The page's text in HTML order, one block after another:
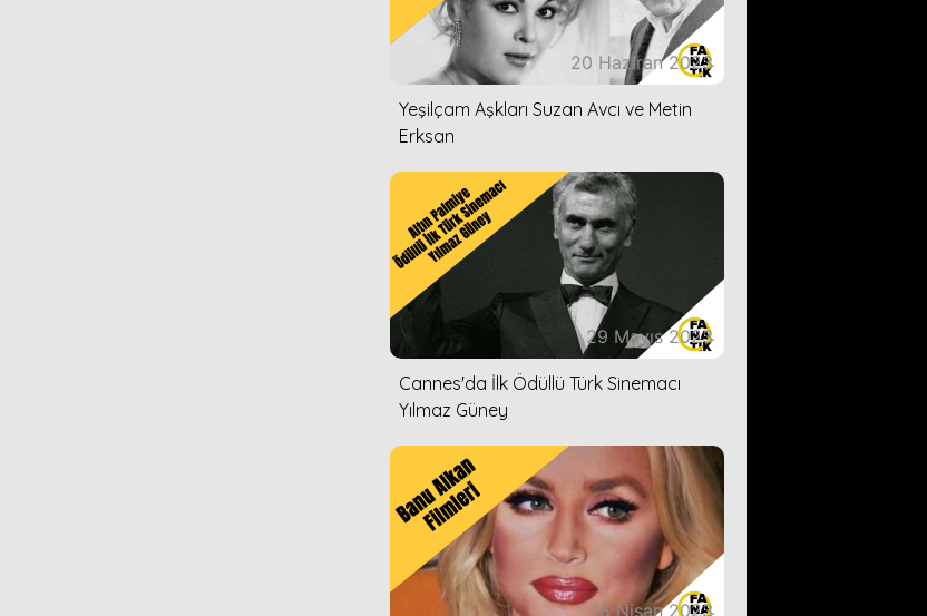
20 Haziran 2023
Yeşilçam Aşkları Suzan Avcı ve Metin
Erksan
29 Mayıs 2023
Cannes'da İlk Ödüllü Türk Sinemacı
Yılmaz Güney
18 Nisan 2023